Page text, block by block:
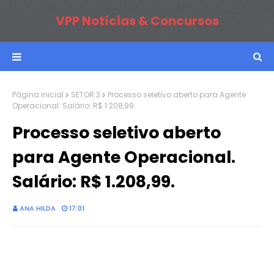
VPP Notícias & Concursos
Página inicial SETOR 3
Processo seletivo aberto para Agente
Operacional. Salário: R$ 1.208,99.
Processo seletivo aberto
para Agente Operacional.
Salário: R$ 1.208,99.
ANA HILDA 17:01